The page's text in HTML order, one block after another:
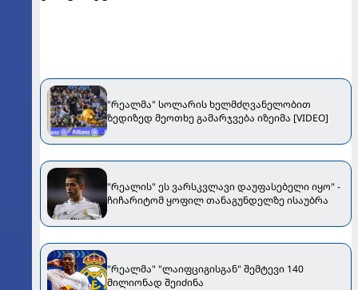
"რეალმა" სოლარის ხელმძღვანელობით
ზედიზედ მეოთხე გამარჯვება იზეიმა [VIDEO]
"რეალის" ეს ვარსკვლავი დაუფასებელი იყო" -
ჩიჩარიტომ ყოფილ თანაგუნდელზე ისაუბრა
"რეალმა" "ლაიფციგისგან" შემტევი 140
მილიონად შეიძინა